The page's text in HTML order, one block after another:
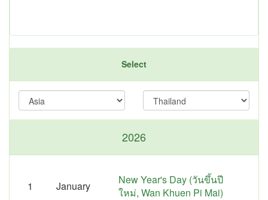
Select
2026
1 January
New Year's Day (วันขึ้นปี
ใหม่, Wan Khuen Pi Mai)